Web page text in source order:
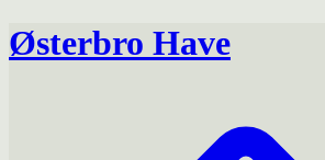
Østerbro Have